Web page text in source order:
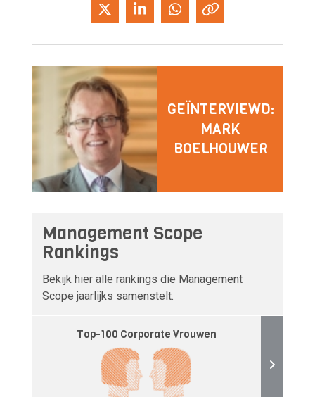
GEÏNTERVIEWD:
MARK
BOELHOUWER
Management Scope
Rankings
Bekijk hier alle rankings die Management
Scope jaarlijks samenstelt.
Top-100 Corporate Vrouwen